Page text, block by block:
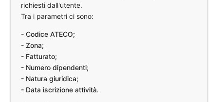
richiesti dall'utente.
Tra i parametri ci sono:
- Codice ATECO;
- Zona;
- Fatturato;
- Numero dipendenti;
- Natura giuridica;
- Data iscrizione attività.